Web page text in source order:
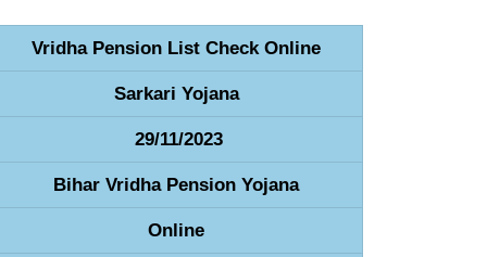
Vridha Pension List Check Online
Sarkari Yojana
29/11/2023
Bihar Vridha Pension Yojana
Online